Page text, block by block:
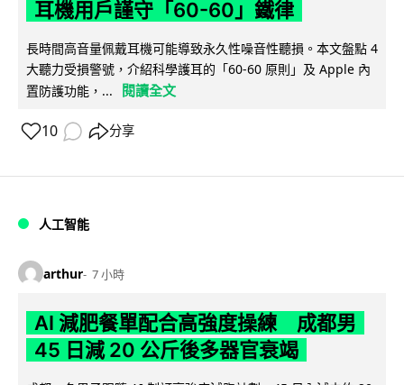
耳機用戶謹守「60-60」鐵律
長時間高音量佩戴耳機可能導致永久性噪音性聽損。本文盤點 4
大聽力受損警號，介紹科學護耳的「60-60 原則」及 Apple 內
置防護功能，...
閱讀全文
10 分享
人工智能
arthur 7 小時
AI 減肥餐單配合高強度操練 成都男
45 日減 20 公斤後多器官衰竭